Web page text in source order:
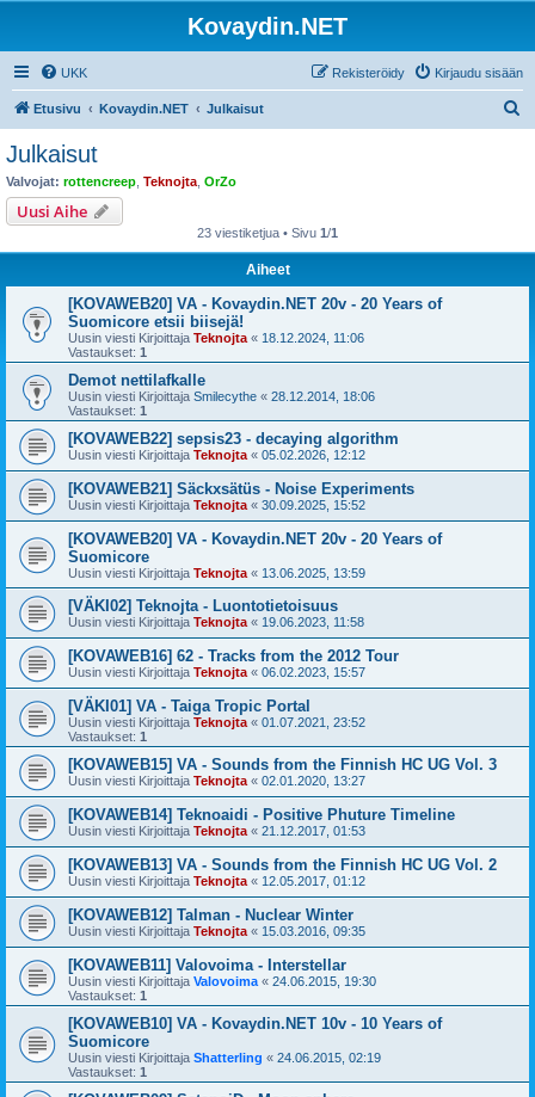
Kovaydin.NET
UKK Kirjaudu sisään
Rekisteröidy
Etusivu Kovaydin.NET Julkaisut
Julkaisut
Valvojat: rottencreep Teknojta OrZo
Uusi Aihe
23 viestiketjua • Sivu 1/1
Aiheet
[KOVAWEB20] VA - Kovaydin.NET 20v - 20 Years of
Suomicore etsii biisejä!
Uusin viesti Kirjoittaja Teknojta « 18.12.2024, 11:06
Vastaukset: 1
Demot nettilafkalle
Uusin viesti Kirjoittaja Smilecythe « 28.12.2014, 18:06
Vastaukset: 1
[KOVAWEB22] sepsis23 - decaying algorithm
Uusin viesti Kirjoittaja Teknojta « 05.02.2026, 12:12
[KOVAWEB21] Säckxsätüs - Noise Experiments
Uusin viesti Kirjoittaja Teknojta « 30.09.2025, 15:52
[KOVAWEB20] VA - Kovaydin.NET 20v - 20 Years of
Suomicore
Uusin viesti Kirjoittaja Teknojta « 13.06.2025, 13:59
[VÄKI02] Teknojta - Luontotietoisuus
Uusin viesti Kirjoittaja Teknojta « 19.06.2023, 11:58
[KOVAWEB16] 62 - Tracks from the 2012 Tour
Uusin viesti Kirjoittaja Teknojta « 06.02.2023, 15:57
[VÄKI01] VA - Taiga Tropic Portal
Uusin viesti Kirjoittaja Teknojta « 01.07.2021, 23:52
Vastaukset: 1
[KOVAWEB15] VA - Sounds from the Finnish HC UG Vol. 3
Uusin viesti Kirjoittaja Teknojta « 02.01.2020, 13:27
[KOVAWEB14] Teknoaidi - Positive Phuture Timeline
Uusin viesti Kirjoittaja Teknojta « 21.12.2017, 01:53
[KOVAWEB13] VA - Sounds from the Finnish HC UG Vol. 2
Uusin viesti Kirjoittaja Teknojta « 12.05.2017, 01:12
[KOVAWEB12] Talman - Nuclear Winter
Uusin viesti Kirjoittaja Teknojta « 15.03.2016, 09:35
[KOVAWEB11] Valovoima - Interstellar
Uusin viesti Kirjoittaja Valovoima « 24.06.2015, 19:30
Vastaukset: 1
[KOVAWEB10] VA - Kovaydin.NET 10v - 10 Years of
Suomicore
Uusin viesti Kirjoittaja Shatterling « 24.06.2015, 02:19
Vastaukset: 1